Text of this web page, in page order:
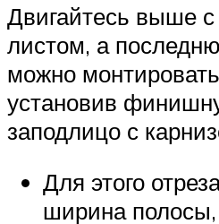
Двигайтесь выше
листом, а
можно
установив
заподлицо с
Для этого
ширина полосы,